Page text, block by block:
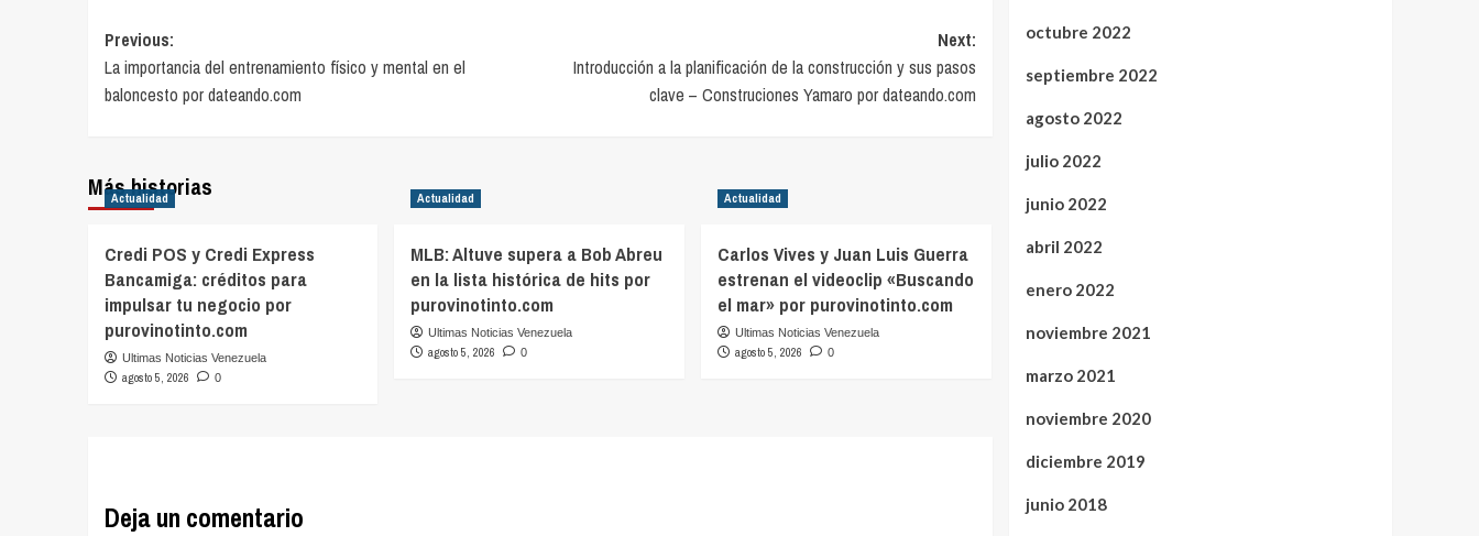
Post
navigation
Previous:
La importancia del entrenamiento físico y mental en el
baloncesto por dateando.com
Next:
Introducción a la planificación de la construcción y sus pasos
clave – Construciones Yamaro por dateando.com
Más historias
Actualidad
Credi POS y Credi Express
Bancamiga: créditos para
impulsar tu negocio por
purovinotinto.com
Ultimas Noticias Venezuela
agosto 5, 2026 0
Actualidad
MLB: Altuve supera a Bob Abreu
en la lista histórica de hits por
purovinotinto.com
Ultimas Noticias Venezuela
agosto 5, 2026 0
Actualidad
Carlos Vives y Juan Luis Guerra
estrenan el videoclip «Buscando
el mar» por purovinotinto.com
Ultimas Noticias Venezuela
agosto 5, 2026 0
Deja un comentario
octubre 2022
septiembre 2022
agosto 2022
julio 2022
junio 2022
abril 2022
enero 2022
noviembre 2021
marzo 2021
noviembre 2020
diciembre 2019
junio 2018